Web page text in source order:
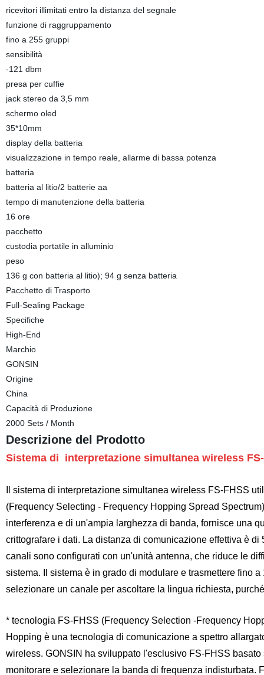
ricevitori illimitati entro la distanza del segnale
funzione di raggruppamento
fino a 255 gruppi
sensibilità
-121 dbm
presa per cuffie
jack stereo da 3,5 mm
schermo oled
35*10mm
display della batteria
visualizzazione in tempo reale, allarme di bassa potenza
batteria
batteria al litio/2 batterie aa
tempo di manutenzione della batteria
16 ore
pacchetto
custodia portatile in alluminio
peso
136 g con batteria al litio); 94 g senza batteria
Pacchetto di Trasporto
Full-Sealing Package
Specifiche
High-End
Marchio
GONSIN
Origine
China
Capacità di Produzione
2000 Sets / Month
Descrizione del Prodotto
Sistema di interpretazione simultanea wireless
Il sistema di interpretazione simultanea wireless FS-FHSS
(Frequency Selecting - Frequency Hopping Spread
interferenza e di un'ampia larghezza di banda, fornisce una
crittografare i dati. La distanza di comunicazione effettiva è
canali sono configurati con un'unità antenna, che riduce le
sistema. Il sistema è in grado di modulare e trasmettere fino
selezionare un canale per ascoltare la lingua richiesta,
* tecnologia FS-FHSS (Frequency Selection -Frequency
Hopping è una tecnologia di comunicazione a spettro
wireless. GONSIN ha sviluppato l'esclusivo FS-FHSS
monitorare e selezionare la banda di frequenza indisturbata.